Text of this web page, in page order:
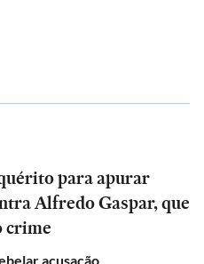
para apurar
Alfredo Gaspar, que
crime
acusação